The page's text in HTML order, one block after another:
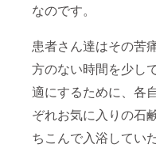
なのです。
患者さん達はその苦
方のない時間を少し
適にするために、各
ぞれお気に入りの石
ちこんで入浴してい